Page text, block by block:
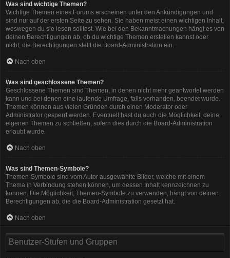
Was sind wichtige Themen?
Wichtige Themen eines Forums erscheinen unter den Ankündigungen und
sind nur auf der ersten Seite zu sehen. Sie haben meist einen wichtigen Inhalt,
weswegen du sie lesen solltest. Wie bei den Bekanntmachungen hängt es von
deinen Berechtigungen ab, ob du wichtige Themen erstellen kannst oder
nicht; die Berechtigungen stellt die Board-Administration ein.
Nach oben
Was sind geschlossene Themen?
Geschlossene Themen sind Themen, in denen nicht mehr geantwortet werden
kann und bei denen eine laufende Umfrage, falls vorhanden, beendet wurde.
Themen können aus vielen Gründen durch einen Moderator oder
Administrator gesperrt werden. Eventuell hast du auch die Möglichkeit, deine
eigenen Themen zu schließen, sofern dies durch die Board-Administration
erlaubt wurde.
Nach oben
Was sind Themen-Symbole?
Themen-Symbole sind vom Autor ausgewählte Bilder, welche mit einem
Thema in Verbindung stehen können, um dessen Inhalt kennzeichnen zu
können. Die Möglichkeit, Themen-Symbole zu verwenden, hängt von deinen
Berechtigungen ab, die die Board-Administration gesetzt hat.
Nach oben
Benutzer-Stufen und Gruppen